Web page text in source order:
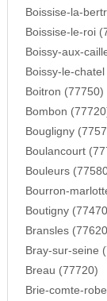
Boissise-la-
Boissise-le-roi
Boissy-aux-
Boissy-le-
Boitron (77750)
Bombon
Bougligny
Boulancourt
Bouleurs
Bourron-
Boutigny
Bransles
Bray-sur-seine
Breau (77720)
Brie-comte-